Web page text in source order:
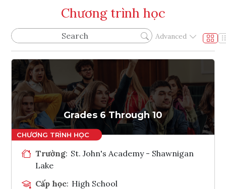
Chương trình học
Advanced
Grades 6 Through 10
Trường: St. John's Academy - Shawnigan
Lake
Cấp học: High School